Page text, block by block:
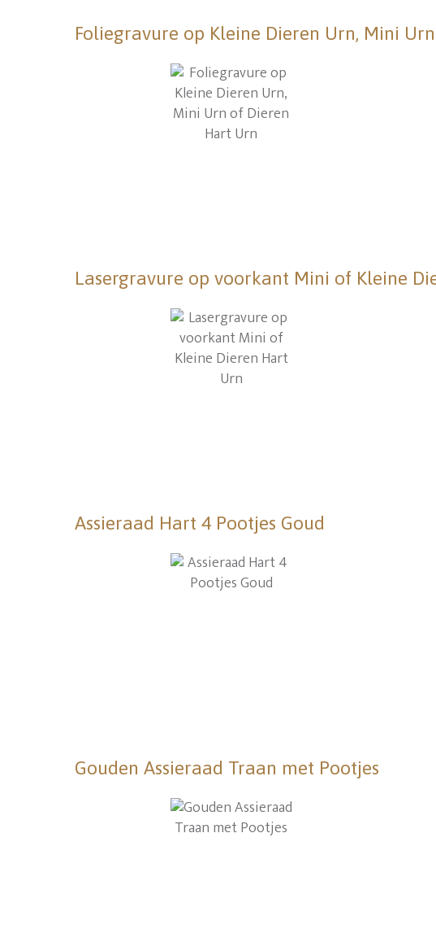
Foliegravure op Kleine Dieren Urn, Mini
Lasergravure op voorkant Mini of Kleine
Assieraad Hart 4 Pootjes Goud
Gouden Assieraad Traan met Pootjes